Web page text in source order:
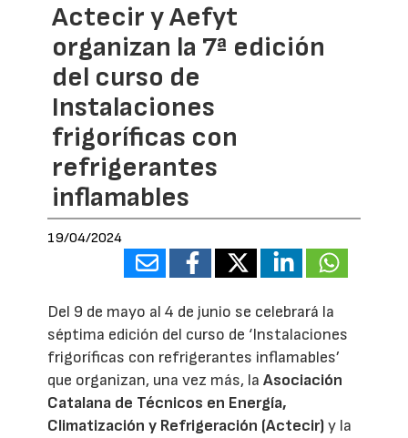
Actecir y Aefyt
organizan la 7ª edición
del curso de
Instalaciones
frigoríficas con
refrigerantes
inflamables
19/04/2024
Del 9 de mayo al 4 de junio se celebrará la
séptima edición del curso de ‘Instalaciones
frigoríficas con refrigerantes inflamables’
que organizan, una vez más, laAsociación
Catalana de Técnicos en Energía,
Climatización y Refrigeración (Actecir)y la